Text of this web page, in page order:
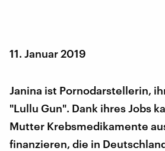
11. Januar 2019
Janina ist Pornodarstellerin,
"Lullu Gun". Dank ihres Jobs
Mutter Krebsmedikamente
finanzieren, die in